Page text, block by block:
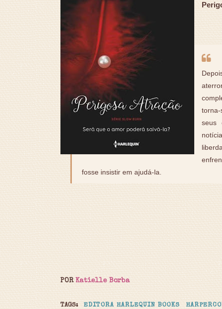
seus
fosse insistir em ajudá-la.
PORKatielle Borba
TAGS: EDITORA HARLEQUIN BOOKS